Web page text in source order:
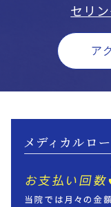
セリ
ア